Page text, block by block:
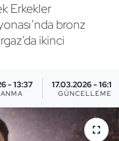
Erkekler
bronz
ikinci
- 13:37 17.03.2026 - 16:10
GÜNCELLEME